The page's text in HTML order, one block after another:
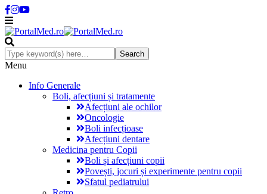
Menu
Info Generale
Boli, afecțiuni și tratamente
Afecțiuni ale ochilor
Oncologie
Boli infecțioase
Afecțiuni dentare
Medicina pentru Copii
Boli și afecțiuni copii
Povești, jocuri și experimente pentru copii
Sfatul pediatrului